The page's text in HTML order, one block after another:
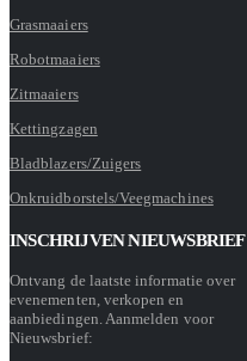
Grasmaaiers
Robotmaaiers
Zitmaaiers
Kettingzagen
Bladblazers/Zuigers
Onkruidborstels/Veegmachines
INSCHRIJVEN NIEUWSBRIEF
Ontvang de laatste informatie over
evenementen, verkopen en
aanbiedingen. Aanmelden voor
Nieuwsbrief: